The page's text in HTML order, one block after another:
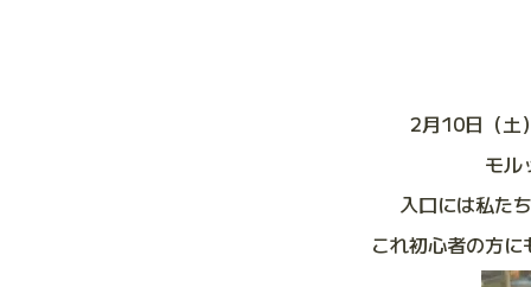
2月10日（土
モル
入口には私た
これ初心者の方